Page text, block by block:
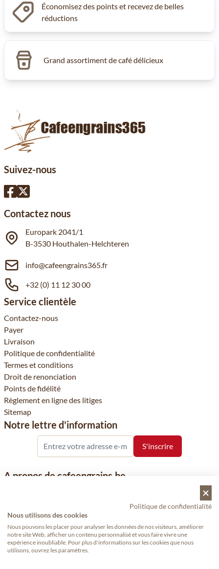
Économisez des points et recevez de belles
réductions
Grand assortiment de café délicieux
Suivez-nous
Contactez nous
Europark 2041/1
B-3530 Houthalen-Helchteren
info@cafeengrains365.fr
+32 (0) 11 12 30 00
Service clientèle
Contactez-nous
Payer
Livraison
Politique de confidentialité
Termes et conditions
Droit de renonciation
Points de fidélité
Règlement en ligne des litiges
Sitemap
Notre lettre d'information
A propos de cafeengrains.be
Le grain de café fait partie de la société VHN et se concentre sur
la vente de produits à base de café, de renommée nationale et
internationale, tels que le café, les grains de café, le café moulu
et les dosettes de café, garants de qualité.
Politique de confidentialité
Nous utilisons des cookies
Nous pouvons les placer pour analyser les données de nos visiteurs, améliorer
notre site Web, afficher un contenu personnalisé et vous faire vivre une
expérience inoubliable. Pour plus d'informations sur les cookies que nous
utilisons, ouvrez les paramètres.